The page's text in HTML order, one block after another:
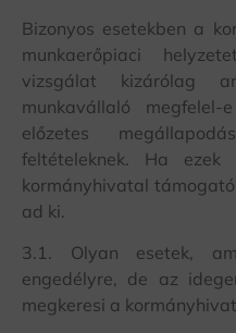
Bizonyos esetekben a
munkaerőpiaci
vizsgálat kizárólag
munkavállaló
előzetes
feltételeknek. Ha
kormányhivatal
ad ki.
3.1. Olyan esetek,
engedélyre, de az
megkeresi a